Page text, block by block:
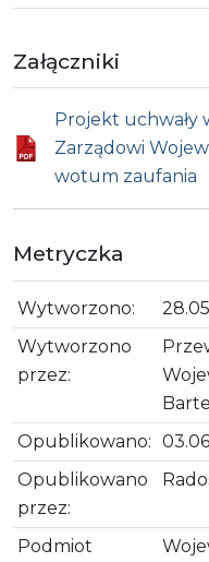
Załączniki
Projekt uchwały
Zarządowi
wotum zaufania
Metryczka
Wytworzono:
Wytworzono
przez:
Opublikowano:
Opublikowano
przez:
Podmiot